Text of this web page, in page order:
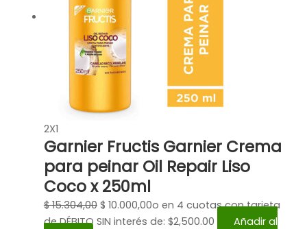
2X1
Garnier Fructis Garnier Crema
para peinar Oil Repair Liso
Coco x 250ml
$15.304,00 $ 10.000,00o en 4 cuotas con tarjeta
de DÉBITO SIN interés de: $2,500.00
Añadir al